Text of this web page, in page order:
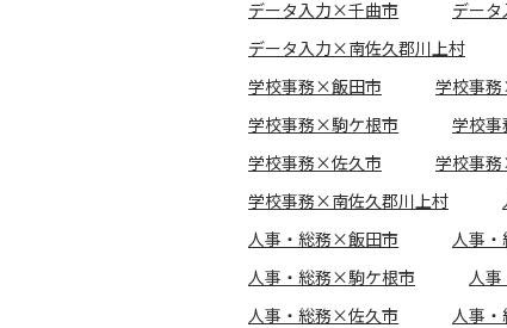
データ入力×千曲市
デー
データ入力×南佐久郡川上村
学校事務×飯田市
学校事
学校事務×駒ケ根市
学校
学校事務×佐久市
学校事
学校事務×南佐久郡川上村
人事・総務×飯田市
人事
人事・総務×駒ケ根市
人
人事・総務×佐久市
人事